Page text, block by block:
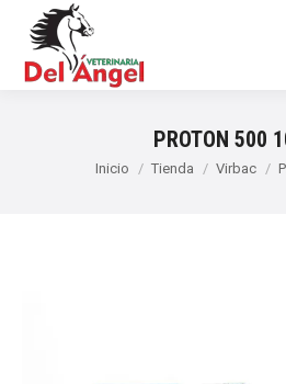
PROTON 500
Estás aquí:
Inicio Tienda Virbac